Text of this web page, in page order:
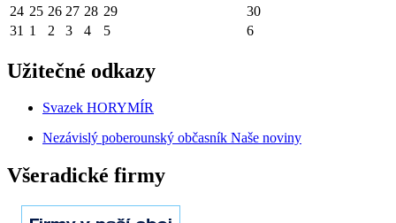
24 25 26 27 28 29
30
31 1 2 3 4 5 6
Užitečné odkazy
Svazek HORYMÍR
Nezávislý poberounský občasník Naše noviny
Všeradické firmy